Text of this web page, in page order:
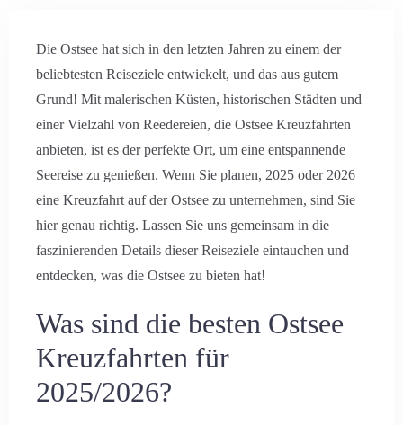
Die Ostsee hat sich in den letzten Jahren zu einem der
beliebtesten Reiseziele entwickelt, und das aus gutem
Grund! Mit malerischen Küsten, historischen Städten und
einer Vielzahl von Reedereien, die Ostsee Kreuzfahrten
anbieten, ist es der perfekte Ort, um eine entspannende
Seereise zu genießen. Wenn Sie planen, 2025 oder 2026
eine Kreuzfahrt auf der Ostsee zu unternehmen, sind Sie
hier genau richtig. Lassen Sie uns gemeinsam in die
faszinierenden Details dieser Reiseziele eintauchen und
entdecken, was die Ostsee zu bieten hat!
Was sind die besten Ostsee
Kreuzfahrten für
2025/2026?